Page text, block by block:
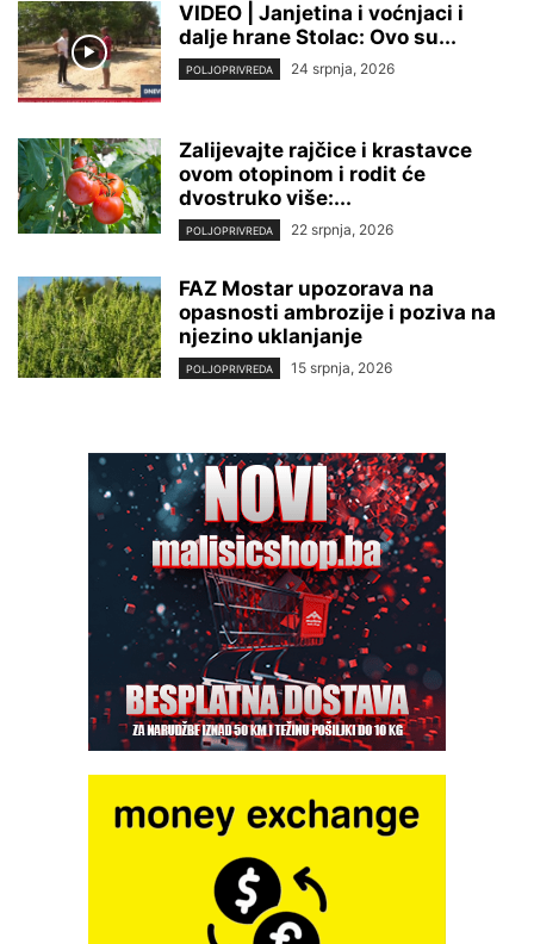
VIDEO | Janjetina i voćnjaci i
dalje hrane Stolac: Ovo su...
POLJOPRIVREDA 24 srpnja, 2026
Zalijevajte rajčice i krastavce
ovom otopinom i rodit će
dvostruko više:...
POLJOPRIVREDA 22 srpnja, 2026
FAZ Mostar upozorava na
opasnosti ambrozije i poziva na
njezino uklanjanje
POLJOPRIVREDA 15 srpnja, 2026